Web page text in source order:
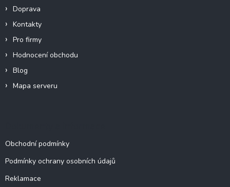
Doprava
Kontakty
Pro firmy
Hodnocení obchodu
Blog
Mapa serveru
Obchodní podmínky
Podmínky ochrany osobních údajů
Reklamace